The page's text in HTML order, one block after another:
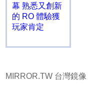
幕 熟悉又創新
的 RO 體驗獲
玩家肯定
MIRROR.TW 台灣鏡像